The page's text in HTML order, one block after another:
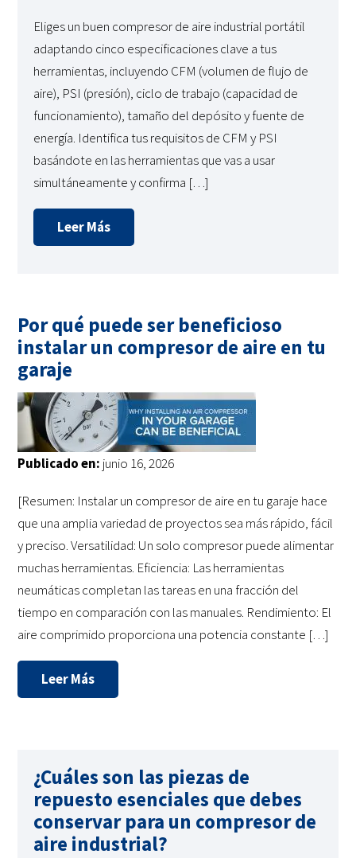
Eliges un buen compresor de aire industrial portátil
adaptando cinco especificaciones clave a tus
herramientas, incluyendo CFM (volumen de flujo de
aire), PSI (presión), ciclo de trabajo (capacidad de
funcionamiento), tamaño del depósito y fuente de
energía. Identifica tus requisitos de CFM y PSI
basándote en las herramientas que vas a usar
simultáneamente y confirma […]
Leer Más
Por qué puede ser beneficioso
instalar un compresor de aire en tu
garaje
Publicado en: junio 16, 2026
[Resumen: Instalar un compresor de aire en tu garaje hace
que una amplia variedad de proyectos sea más rápido, fácil
y preciso. Versatilidad: Un solo compresor puede alimentar
muchas herramientas. Eficiencia: Las herramientas
neumáticas completan las tareas en una fracción del
tiempo en comparación con las manuales. Rendimiento: El
aire comprimido proporciona una potencia constante […]
Leer Más
¿Cuáles son las piezas de
repuesto esenciales que debes
conservar para un compresor de
aire industrial?